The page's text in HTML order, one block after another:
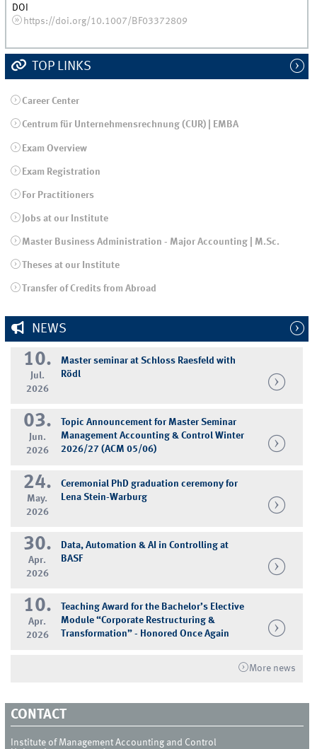
DOI
https://doi.org/10.1007/BF03372809
TOP LINKS
Career Center
Centrum für Unternehmensrechnung (CUR) | EMBA
Exam Overview
Exam Registration
For Practitioners
Jobs at our Institute
Master Business Administration - Major Accounting | M.Sc.
Theses at our Institute
Transfer of Credits from Abroad
NEWS
10.
Jul.
2026
Master seminar at Schloss Raesfeld with
Rödl
03.
Jun.
2026
Topic Announcement for Master Seminar
Management Accounting & Control Winter
2026/27 (ACM 05/06)
24.
May.
2026
Ceremonial PhD graduation ceremony for
Lena Stein-Warburg
30.
Apr.
2026
Data, Automation & AI in Controlling at
BASF
10.
Apr.
2026
Teaching Award for the Bachelor’s Elective
Module “Corporate Restructuring &
Transformation” - Honored Once Again
More news
CONTACT
Institute of Management Accounting and Control